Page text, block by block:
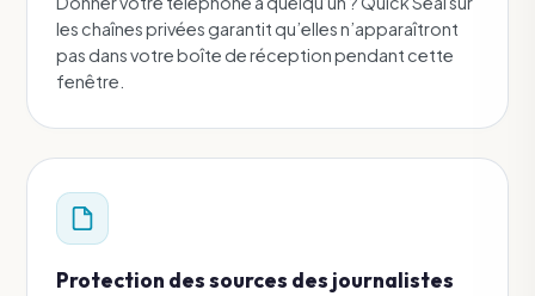
les chaînes privées garantit qu’elles n’apparaîtront
pas dans votre boîte de réception pendant cette
fenêtre.
Protection des sources des journalistes